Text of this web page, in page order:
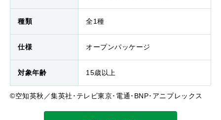
種類 全1種
仕様 オープンパッケージ
対象年齢 15歳以上
©空知英秋／集英社･テレビ東京･電通･BNP･アニプレックス